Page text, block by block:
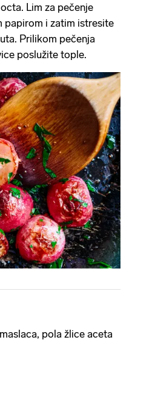
Lim za pečenje
papirom i zatim istresite
Prilikom pečenja
poslužite tople.
pola žlice aceta